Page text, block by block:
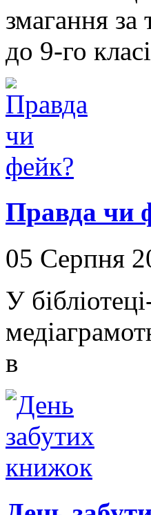
змагання за
до 9-го
Правда чи
05 Серпня
У
в